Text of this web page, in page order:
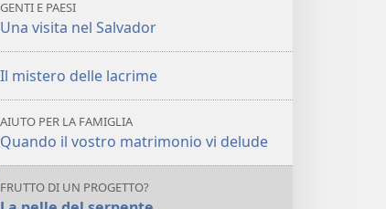
GENTI E PAESI
Una visita nel Salvador
Il mistero delle lacrime
AIUTO PER LA FAMIGLIA
Quando il vostro matrimonio vi delude
FRUTTO DI UN PROGETTO?